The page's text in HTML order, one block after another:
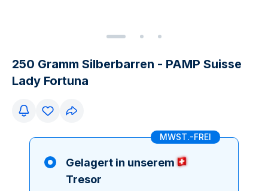
250 Gramm Silberbarren - PAMP Suisse
Lady Fortuna
MWST.-FREI
Gelagert in unserem
Tresor